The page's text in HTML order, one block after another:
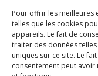
Pour offrir les meilleures
telles que les cookies
appareils. Le fait de
traiter des données
uniques sur ce site. Le
consentement peut
Chèque
Chèque
G-Pods
Profession